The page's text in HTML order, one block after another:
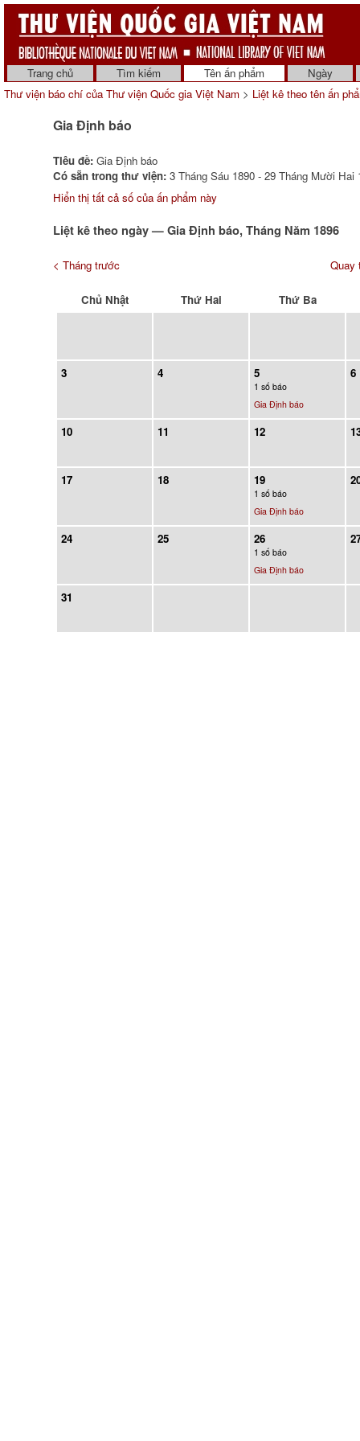
Trang chủ Tìm kiếm Tên ấn phẩm
Ngày
Thư viện báo chí của Thư viện Quốc gia Việt Nam > Liệt kê theo tên ấn
Gia Định báo
Tiêu đề: Gia Định báo
Có sẵn trong thư viện: 3 Tháng Sáu 1890 - 29 Tháng Mười Hai
Hiển thị tất cả số của ấn phẩm này
Liệt kê theo ngày — Gia Định báo, Tháng Năm 1896
< Tháng trước Quay
Chủ Nhật Thứ Hai Thứ Ba
3 4 5
1 số báo
Gia Định báo
6
10 11 12
17 18 19
1 số báo
Gia Định báo
24 25 26
1 số báo
Gia Định báo
31